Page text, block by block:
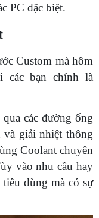
PC đặc biệt.
Custom mà hôm
các bạn chính là
các đường ống
giải nhiệt thông
Coolant chuyên
vào nhu cầu hay
dùng mà có sự